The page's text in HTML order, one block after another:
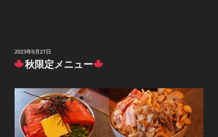
投
稿
日:
2023年9月27日
秋限定メニュー